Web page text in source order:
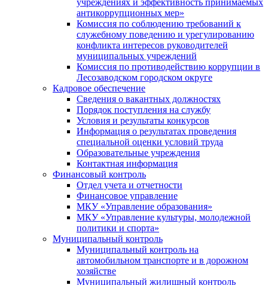
учреждениях и эффективность принимаемых
антикоррупционных мер»
Комиссия по соблюдению требований к
служебному поведению и урегулированию
конфликта интересов руководителей
муниципальных учреждений
Комиссия по противодействию коррупции в
Лесозаводском городском округе
Кадровое обеспечение
Сведения о вакантных должностях
Порядок поступления на службу
Условия и результаты конкурсов
Информация о результатах проведения
специальной оценки условий труда
Образовательные учреждения
Контактная информация
Финансовый контроль
Отдел учета и отчетности
Финансовое управление
МКУ «Управление образования»
МКУ «Управление культуры, молодежной
политики и спорта»
Муниципальный контроль
Муниципальный контроль на
автомобильном транспорте и в дорожном
хозяйстве
Муниципальный жилищный контроль